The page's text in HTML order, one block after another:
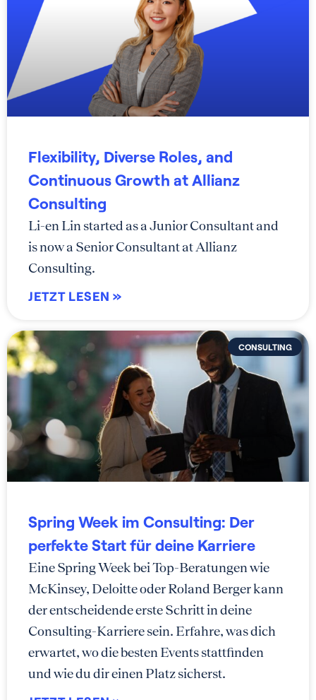
Flexibility, Diverse Roles, and
Continuous Growth at Allianz
Consulting
Li-en Lin started as a Junior Consultant and
is now a Senior Consultant at Allianz
Consulting.
JETZT LESEN »
CONSULTING
Spring Week im Consulting: Der
perfekte Start für deine Karriere
Eine Spring Week bei Top-Beratungen wie
McKinsey, Deloitte oder Roland Berger kann
der entscheidende erste Schritt in deine
Consulting-Karriere sein. Erfahre, was dich
erwartet, wo die besten Events stattfinden
und wie du dir einen Platz sicherst.